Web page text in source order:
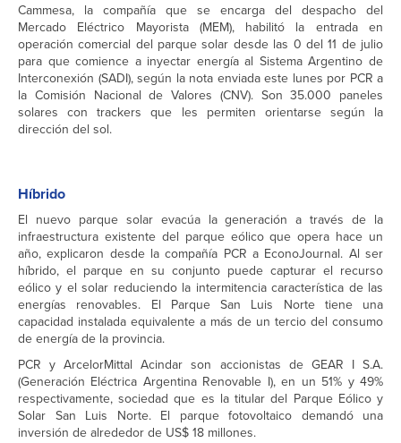
Cammesa, la compañía que se encarga del despacho del
Mercado Eléctrico Mayorista (MEM), habilitó la entrada en
operación comercial del parque solar desde las 0 del 11 de julio
para que comience a inyectar energía al Sistema Argentino de
Interconexión (SADI), según la nota enviada este lunes por PCR a
la Comisión Nacional de Valores (CNV). Son 35.000 paneles
solares con trackers que les permiten orientarse según la
dirección del sol.
Híbrido
El nuevo parque solar evacúa la generación a través de la
infraestructura existente del parque eólico que opera hace un
año, explicaron desde la compañía PCR a EconoJournal. Al ser
híbrido, el parque en su conjunto puede capturar el recurso
eólico y el solar reduciendo la intermitencia característica de las
energías renovables. El Parque San Luis Norte tiene una
capacidad instalada equivalente a más de un tercio del consumo
de energía de la provincia.
PCR y ArcelorMittal Acindar son accionistas de GEAR I S.A.
(Generación Eléctrica Argentina Renovable I), en un 51% y 49%
respectivamente, sociedad que es la titular del Parque Eólico y
Solar San Luis Norte. El parque fotovoltaico demandó una
inversión de alrededor de US$ 18 millones.